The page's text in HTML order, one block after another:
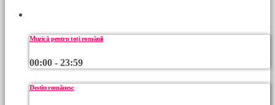
Muzică pentru toți românii
00:00 - 23:59
Destin românesc